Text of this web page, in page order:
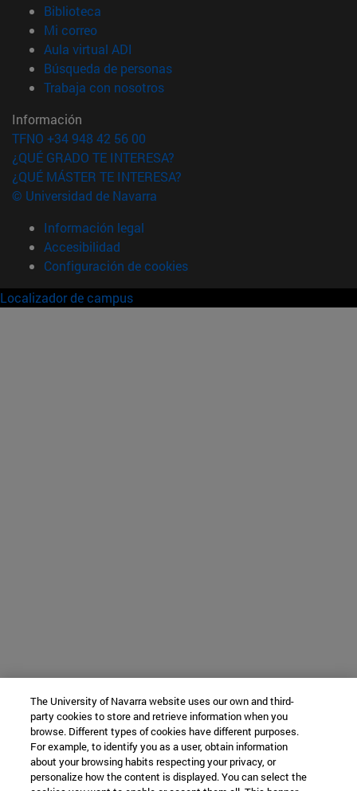
Biblioteca
Mi correo(abre en nueva ventana)
Aula virtual ADI
Búsqueda de personas(abre en nueva ventana)
Trabaja con nosotros(abre en nueva ventana)
Información
TFNO +34 948 42 56 00
¿QUÉ GRADO TE INTERESA?
¿QUÉ MÁSTER TE INTERESA?
© Universidad de Navarra
Información legal
Accesibilidad
Configuración de cookies
Localizador de campus
The University of Navarra website uses our own and third-
party cookies to store and retrieve information when you
browse. Different types of cookies have different purposes.
For example, to identify you as a user, obtain information
about your browsing habits respecting your privacy, or
personalize how the content is displayed. You can select the